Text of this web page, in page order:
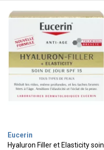
Eucerin
Hyaluron Filler et Elasticity soin